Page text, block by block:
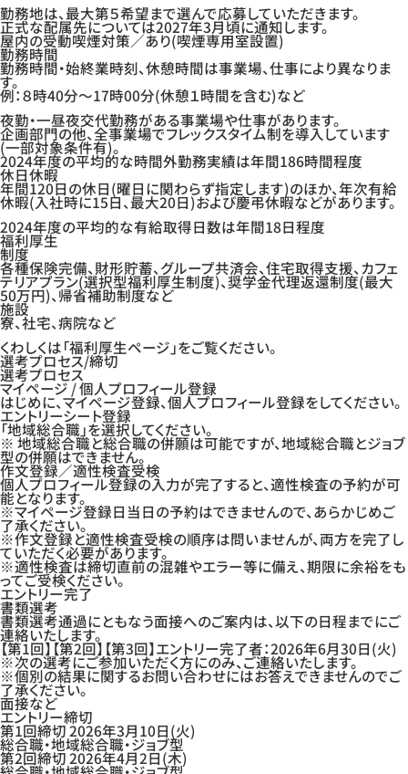
勤務地は、最大第５希望まで選んで応募していただきます。
正式な配属先については2027年3月頃に通知します。
屋内の受動喫煙対策／あり(喫煙専用室設置)
勤務時間
勤務時間・始終業時刻、休憩時間は事業場、仕事により異なりま
す。
例：８時40分～17時00分(休憩１時間を含む)など
夜勤・一昼夜交代勤務がある事業場や仕事があります。
企画部門の他、全事業場でフレックスタイム制を導入しています
(一部対象条件有)。
2024年度の平均的な時間外勤務実績は年間186時間程度
休日休暇
年間120日の休日(曜日に関わらず指定します)のほか、年次有給
休暇(入社時に15日、最大20日)および慶弔休暇などがあります。
2024年度の平均的な有給取得日数は年間18日程度
福利厚生
制度
各種保険完備、財形貯蓄、グループ共済会、住宅取得支援、カフェ
テリアプラン(選択型福利厚生制度)、奨学金代理返還制度(最大
50万円)、帰省補助制度など
施設
寮、社宅、病院など
くわしくは「福利厚生ページ 」をご覧ください。
選考プロセス/締切
選考プロセス
マイページ / 個人プロフィール登録
はじめに、マイページ登録、個人プロフィール登録をしてください。
エントリーシート登録
「地域総合職」を選択してください。
※ 地域総合職と総合職の併願は可能ですが、地域総合職とジョブ
型の併願はできません。
作文登録／適性検査受検
個人プロフィール登録の入力が完了すると、適性検査の予約が可
能となります。
※マイページ登録日当日の予約はできませんので、あらかじめご
了承ください。
※作文登録と適性検査受検の順序は問いませんが、両方を完了し
ていただく必要があります。
※適性検査は締切直前の混雑やエラー等に備え、期限に余裕をも
ってご受検ください。
エントリー完了
書類選考
書類選考通過にともなう面接へのご案内は、以下の日程までにご
連絡いたします。
【第1回】【第2回】【第3回】エントリー完了者：2026年6月30日(火)
※次の選考にご参加いただく方にのみ、ご連絡いたします。
※個別の結果に関するお問い合わせにはお答えできませんのでご
了承ください。
面接など
エントリー締切
第1回締切2026年3月10日(火)
総合職・地域総合職・ジョブ型
第2回締切 2026年4月2日(木)